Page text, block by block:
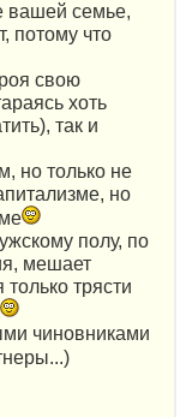
вашей семье,
потому что
свою
хоть
так и
но только не
но
полу, по
мешает
только трясти
чиновниками